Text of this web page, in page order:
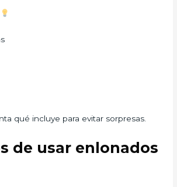
qué incluye para evitar sorpresas.
de usar enlonados